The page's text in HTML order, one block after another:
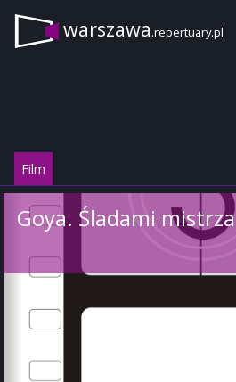
warszawa.repertuary.pl
Film
Goya. Śladami mistrza